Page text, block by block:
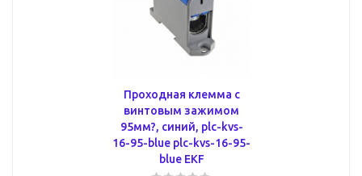
Проходная клемма с
винтовым зажимом
95мм?, синий, plc-kvs-
16-95-blue plc-kvs-16-95-
blue EKF